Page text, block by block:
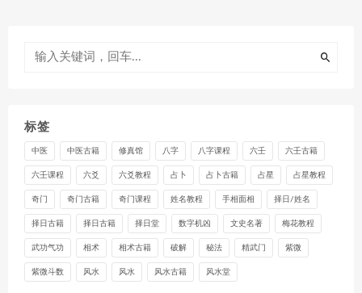
标签
中医 中医古籍 修真馆 八字 八字课程 六壬 六壬古籍
六壬课程 六爻 六爻教程 占卜 占卜古籍 占星 占星教程
奇门 奇门古籍 奇门课程 姓名教程 手相面相 择日/姓名
择日古籍 择日古籍 择日堂 数字机凶 文史名著 梅花教程
武功气功 相术 相术古籍 破解 秘法 精武门 紫微
紫微斗数 风水 风水 风水古籍 风水堂